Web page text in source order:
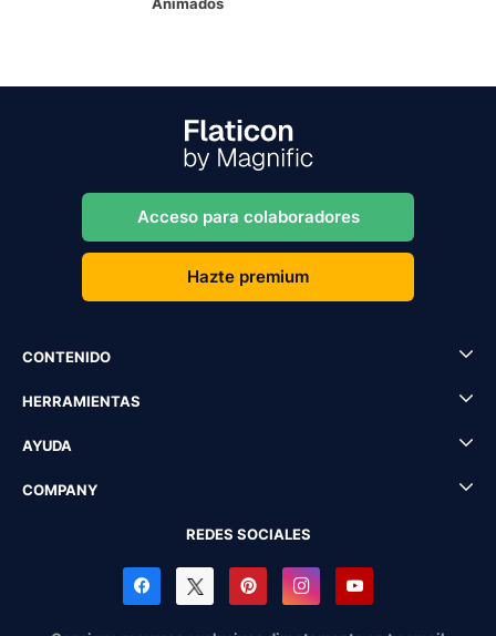
Acceso para colaboradores
Hazte premium
CONTENIDO
HERRAMIENTAS
AYUDA
COMPANY
REDES SOCIALES